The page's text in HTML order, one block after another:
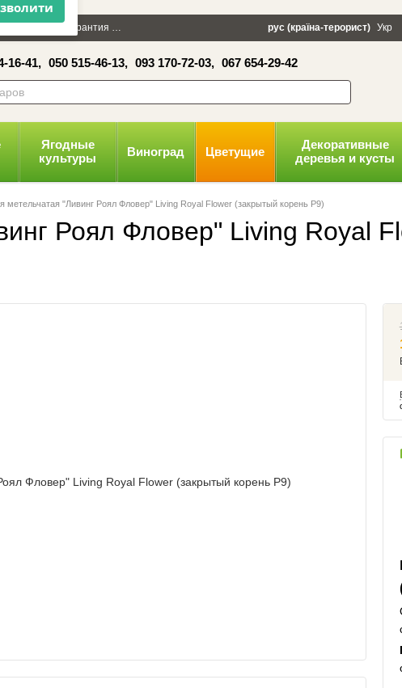
× Гарантия Оплата и доставка Политика
рус (країна-терорист) Укр
16-41, 050 515-46-13, 093 170-72-03, 067 654-29-42
Ягодные
культуры
Виноград Цветущие
Декоративные
деревья и кусты
метельчатая "Ливинг Роял Фловер" Living Royal Flower (закрытый корень Р9)
Роял Фловер" Living Royal